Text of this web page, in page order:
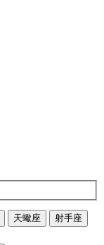
天蠍座 射手座